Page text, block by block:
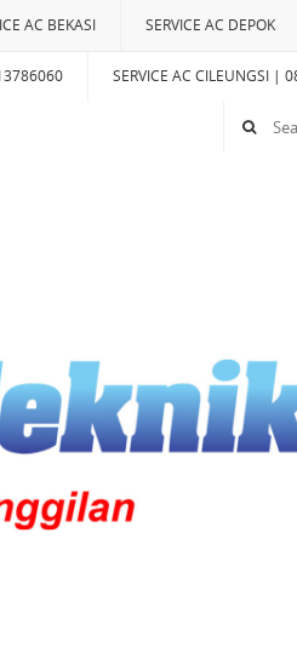
AC BEKASI SERVICE AC DEPOK
SERVICE AC CILEUNGSI |